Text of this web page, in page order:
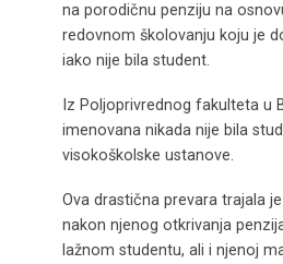
na porodičnu penziju na
redovnom školovanju koju je
iako nije bila student.
Iz Poljoprivrednog fakulteta u
imenovana nikada nije bila
visokoškolske ustanove.
Ova drastična prevara trajala
nakon njenog otkrivanja
lažnom studentu, ali i njenoj